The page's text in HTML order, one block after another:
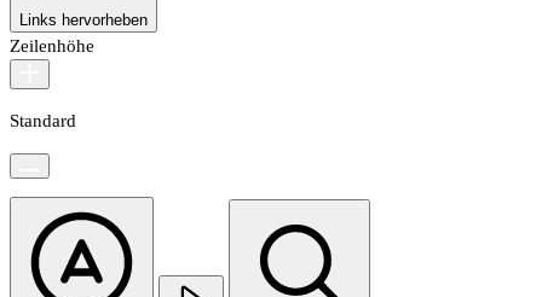
Links hervorheben
Zeilenhöhe
Standard